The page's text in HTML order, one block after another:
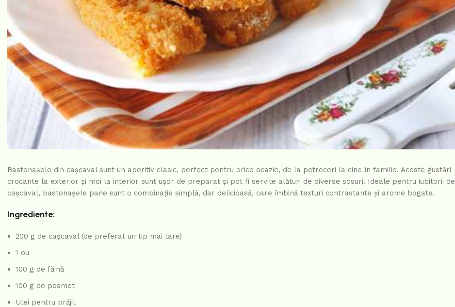
Bastonașele din cașcaval sunt un aperitiv clasic, perfect pentru orice ocazie, de la petreceri la cine în familie. Aceste gustări
crocante la exterior și moi la interior sunt ușor de preparat și pot fi servite alături de diverse sosuri. Ideale pentru iubitorii de
cașcaval, bastonașele pane sunt o combinație simplă, dar delicioasă, care îmbină texturi contrastante și arome bogate.
Ingrediente:
200 g de cașcaval (de preferat un tip mai tare)
1 ou
100 g de făină
100 g de pesmet
Ulei pentru prăjit